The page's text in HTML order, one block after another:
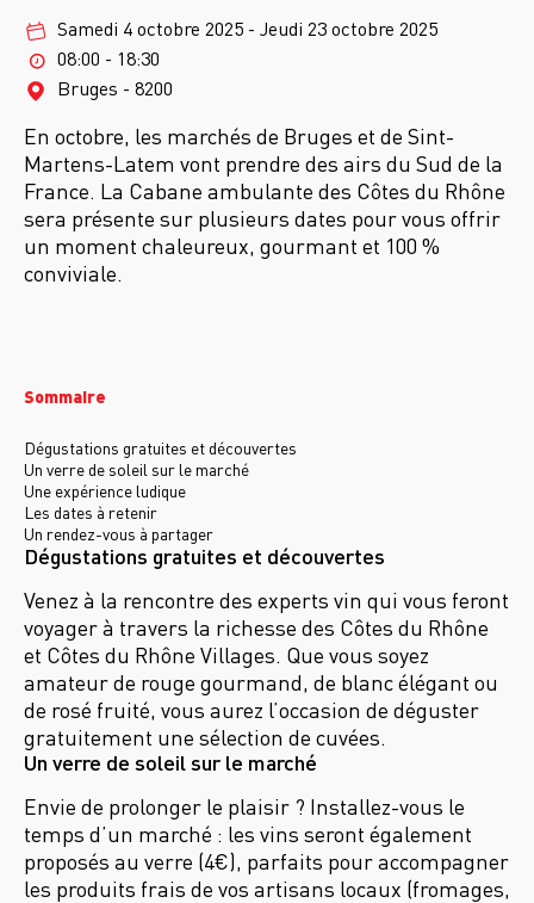
Samedi 4 octobre 2025 - Jeudi 23 octobre 2025
08:00 - 18:30
Bruges - 8200
En octobre, les marchés de Bruges et de Sint-
Martens-Latem vont prendre des airs du Sud de la
France. La Cabane ambulante des Côtes du Rhône
sera présente sur plusieurs dates pour vous offrir
un moment chaleureux, gourmant et 100 %
conviviale.
Sommaire
Dégustations gratuites et découvertes
Un verre de soleil sur le marché
Une expérience ludique
Les dates à retenir
Un rendez-vous à partager
Dégustations gratuites et découvertes
Venez à la rencontre des experts vin qui vous feront
voyager à travers la richesse des Côtes du Rhône
et Côtes du Rhône Villages. Que vous soyez
amateur de rouge gourmand, de blanc élégant ou
de rosé fruité, vous aurez l’occasion de déguster
gratuitement une sélection de cuvées.
Un verre de soleil sur le marché
Envie de prolonger le plaisir ? Installez-vous le
temps d’un marché : les vins seront également
proposés au verre (4€), parfaits pour accompagner
les produits frais de vos artisans locaux (fromages,